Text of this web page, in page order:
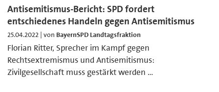
Antisemitismus-Bericht: SPD fordert
entschiedenes Handeln gegen Antisemitismus
25.04.2022 | von BayernSPD Landtagsfraktion
Florian Ritter, Sprecher im Kampf gegen
Rechtsextremismus und Antisemitismus:
Zivilgesellschaft muss gestärkt werden …